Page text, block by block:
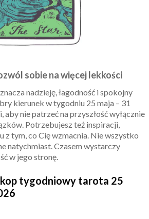
sobie na więcej lekkości
nadzieję, łagodność i spokojny
kierunek w tygodniu 25 maja – 31
aby nie patrzeć na przyszłość wyłącznie
Potrzebujesz też inspiracji,
z tym, co Cię wzmacnia. Nie wszystko
natychmiast. Czasem wystarczy
w jego stronę.
tygodniowy tarota 25